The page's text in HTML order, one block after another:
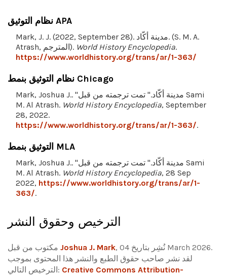
نظام التوثيق APA
Mark, J. J. (2022, September 28). مدينة أكّاد. (S. M. A.
Atrash, المترجم). World History Encyclopedia.
https://www.worldhistory.org/trans/ar/1-363/
نظام التوثيق بنمط Chicago
Mark, Joshua J.. "مدينة أكّاد." تمت ترجمته من قبل Sami
M. Al Atrash. World History Encyclopedia, September
28, 2022.
https://www.worldhistory.org/trans/ar/1-363/.
التوثيق بنمط MLA
Mark, Joshua J.. "مدينة أكّاد." تمت ترجمته من قبل Sami
M. Al Atrash. World History Encyclopedia, 28 Sep
2022, https://www.worldhistory.org/trans/ar/1-
363/.
الترخيص وحقوق النشر
Joshua J. Mark, نُشِر بتاريخ 04 March 2026.
لقد نشر صاحب حقوق الطبع والنشر هذا المحتوى بموجب
الترخيص التالي: Creative Commons Attribution-